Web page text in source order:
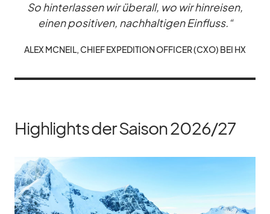
So hin­ter­las­sen wir über­all, wo wir hin­rei­sen,
ei­nen po­si­ti­ven, nach­hal­ti­gen Ein­fluss.“
ALEX MCN­EIL, CHIEF EX­PE­DI­TION OF­FI­CER (CXO) BEI HX
Highlights der Saison 2026/​27